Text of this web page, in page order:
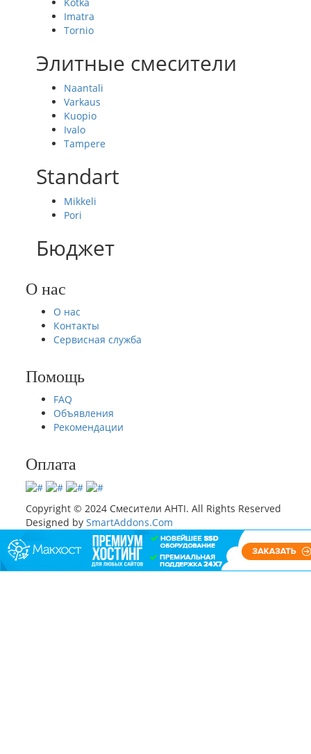
Imatra
Tornio
Элитные смесители
Naantali
Varkaus
Kuopio
Ivalo
Tampere
Standart
Mikkeli
Pori
Бюджет
О нас
О нас
Контакты
Сервисная служба
Помощь
FAQ
Объявления
Рекомендации
Оплата
Copyright © 2024 Смесители AHTI. All Rights Reserved
Designed bySmartAddons.Com